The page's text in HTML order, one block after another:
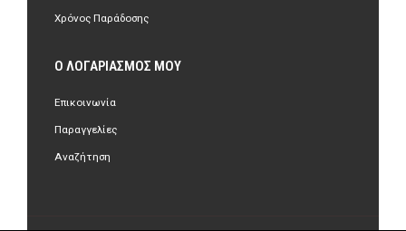
Χρόνος Παράδοσης
Ο ΛΟΓΑΡΙΑΣΜΌΣ ΜΟΥ
Επικοινωνία
Παραγγελίες
Αναζήτηση